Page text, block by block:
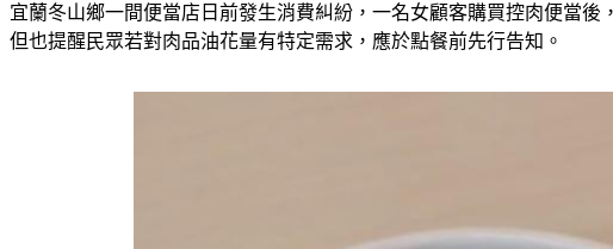
宜蘭冬山鄉一間便當店日前發生消費糾紛，一名女顧客購買控肉便當
但也提醒民眾若對肉品油花量有特定需求，應於點餐前先行告知。